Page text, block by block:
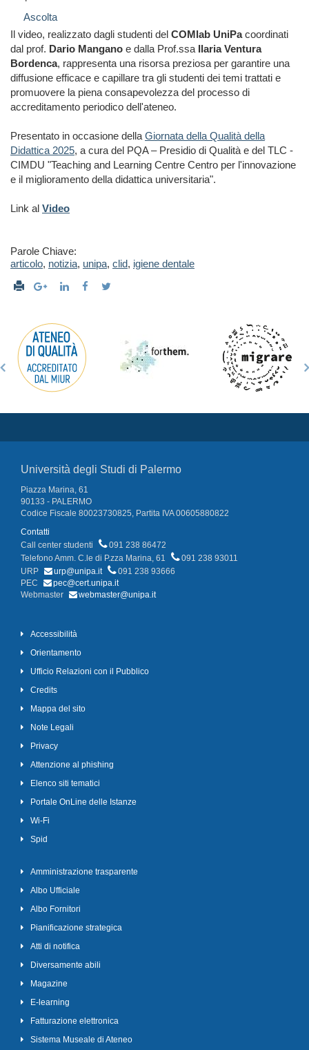
Ascolta
Il video, realizzato dagli studenti del COMlab UniPacoordinati
dal prof. Dario Mangano e dalla Prof.ssa Ilaria Ventura
Bordenca, rappresenta una risorsa preziosa per garantire una
diffusione efficace e capillare tra gli studenti dei temi trattati e
promuovere la piena consapevolezza del processo di
accreditamento periodico dell'ateneo.
Presentato in occasione dellaGiornata della Qualità della
Didattica 2025, a cura del PQA – Presidio di Qualità e del TLC -
CIMDU "Teaching and Learning Centre Centro per l'innovazione
e il miglioramento della didattica universitaria".
Link al Video
Parole Chiave:
articolo, notizia, unipa, clid, igiene dentale
Università degli Studi di Palermo
Piazza Marina, 61
90133 - PALERMO
Codice Fiscale 80023730825, Partita IVA 00605880822
Contatti
Call center studenti
091 238 86472
Telefono Amm. C.le di P.zza Marina, 61
091 238 93011
URP
urp@unipa.it
091 238 93666
PEC
pec@cert.unipa.it
Webmaster
webmaster@unipa.it
Accessibilità
Orientamento
Ufficio Relazioni con il Pubblico
Credits
Mappa del sito
Note Legali
Privacy
Attenzione al phishing
Elenco siti tematici
Portale OnLine delle Istanze
Wi-Fi
Spid
Amministrazione trasparente
Albo Ufficiale
Albo Fornitori
Pianificazione strategica
Atti di notifica
Diversamente abili
Magazine
E-learning
Fatturazione elettronica
Sistema Museale di Ateneo